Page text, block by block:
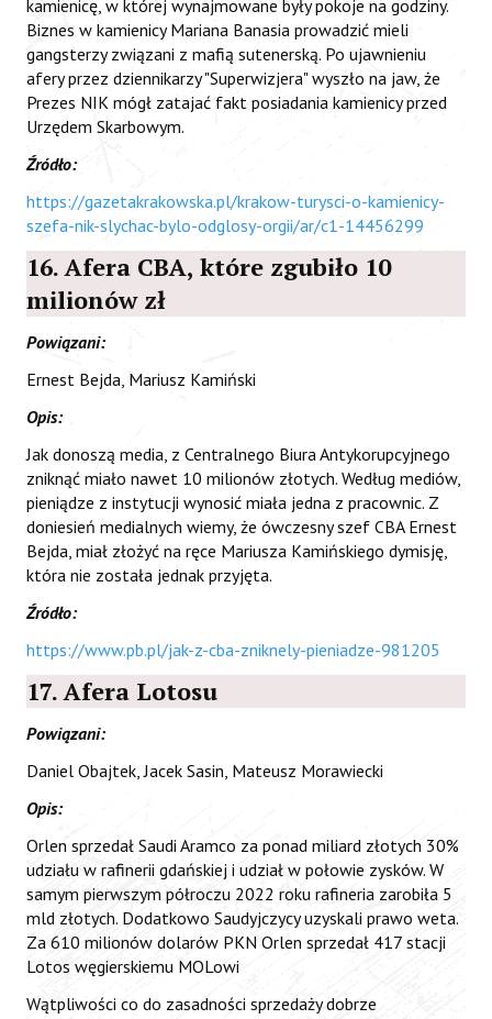
kamienicę, w której wynajmowane były pokoje na godziny.
Biznes w kamienicy Mariana Banasia prowadzić mieli
gangsterzy związani z mafią sutenerską. Po ujawnieniu
afery przez dziennikarzy "Superwizjera" wyszło na jaw, że
Prezes NIK mógł zatajać fakt posiadania kamienicy przed
Urzędem Skarbowym.
Źródło:
https://gazetakrakowska.pl/krakow-turysci-o-kamienicy-
szefa-nik-slychac-bylo-odglosy-orgii/ar/c1-14456299
16. Afera CBA, które zgubiło 10
milionów zł
Powiązani:
Ernest Bejda, Mariusz Kamiński
Opis:
Jak donoszą media, z Centralnego Biura Antykorupcyjnego
zniknąć miało nawet 10 milionów złotych. Według mediów,
pieniądze z instytucji wynosić miała jedna z pracownic. Z
doniesień medialnych wiemy, że ówczesny szef CBA Ernest
Bejda, miał złożyć na ręce Mariusza Kamińskiego dymisję,
która nie została jednak przyjęta.
Źródło:
https://www.pb.pl/jak-z-cba-zniknely-pieniadze-981205
17. Afera Lotosu
Powiązani:
Daniel Obajtek, Jacek Sasin, Mateusz Morawiecki
Opis:
Orlen sprzedał Saudi Aramco za ponad miliard złotych 30%
udziału w rafinerii gdańskiej i udział w połowie zysków. W
samym pierwszym półroczu 2022 roku rafineria zarobiła 5
mld złotych. Dodatkowo Saudyjczycy uzyskali prawo weta.
Za 610 milionów dolarów PKN Orlen sprzedał 417 stacji
Lotos węgierskiemu MOLowi
Wątpliwości co do zasadności sprzedaży dobrze